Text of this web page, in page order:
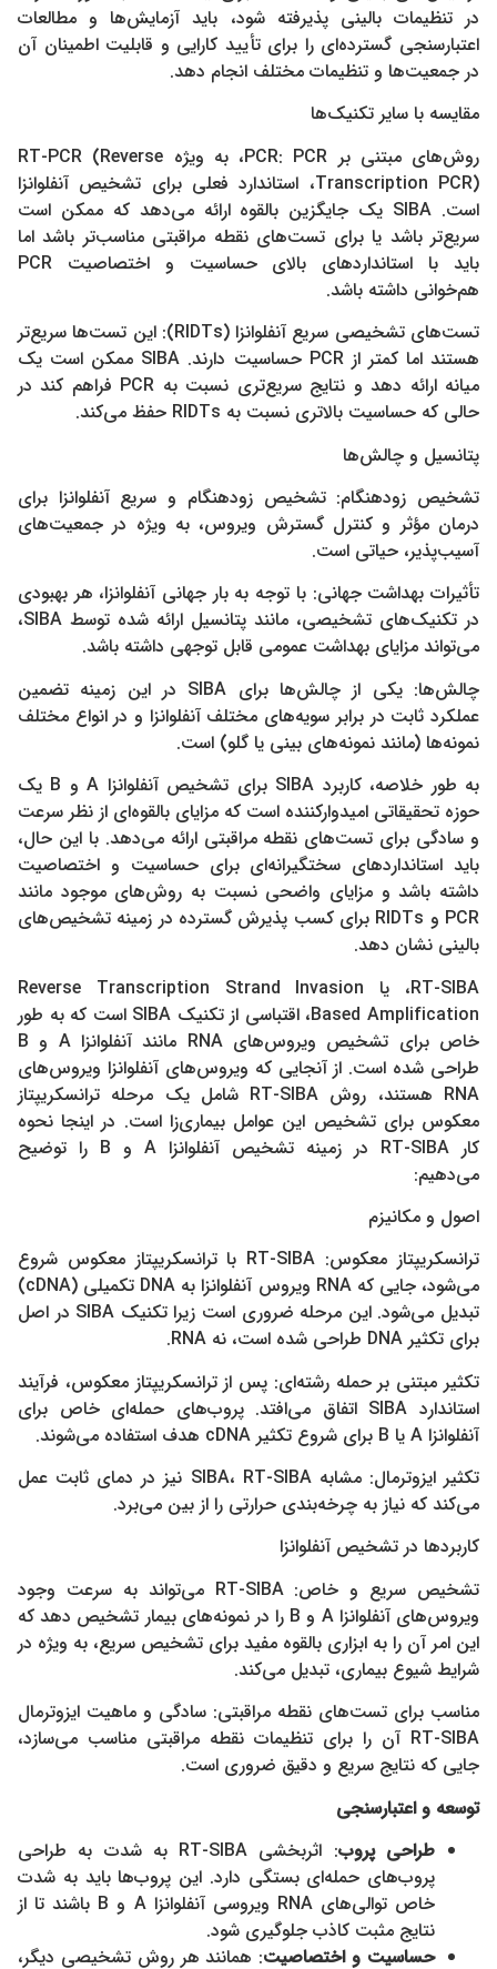
در تنظیمات بالینی پذیرفته شود، باید آزمایش‌ها و مطالعات
اعتبارسنجی گسترده‌ای را برای تأیید کارایی و قابلیت اطمینان آن
در جمعیت‌ها و تنظیمات مختلف انجام دهد.
مقایسه با سایر تکنیک‌ها
روش‌های مبتنی بر PCR: PCR، به ویژه RT-PCR (Reverse
Transcription PCR)، استاندارد فعلی برای تشخیص آنفلوانزا
است. SIBA یک جایگزین بالقوه ارائه می‌دهد که ممکن است
سریع‌تر باشد یا برای تست‌های نقطه مراقبتی مناسب‌تر باشد اما
باید با استانداردهای بالای حساسیت و اختصاصیت PCR
هم‌خوانی داشته باشد.
تست‌های تشخیصی سریع آنفلوانزا (RIDTs): این تست‌ها سریع‌تر
هستند اما کمتر از PCR حساسیت دارند. SIBA ممکن است یک
میانه ارائه دهد و نتایج سریع‌تری نسبت به PCR فراهم کند در
حالی که حساسیت بالاتری نسبت به RIDTs حفظ می‌کند.
پتانسیل و چالش‌ها
تشخیص زودهنگام: تشخیص زودهنگام و سریع آنفلوانزا برای
درمان مؤثر و کنترل گسترش ویروس، به ویژه در جمعیت‌های
آسیب‌پذیر، حیاتی است.
تأثیرات بهداشت جهانی: با توجه به بار جهانی آنفلوانزا، هر بهبودی
در تکنیک‌های تشخیصی، مانند پتانسیل ارائه شده توسط SIBA،
می‌تواند مزایای بهداشت عمومی قابل توجهی داشته باشد.
چالش‌ها: یکی از چالش‌ها برای SIBA در این زمینه تضمین
عملکرد ثابت در برابر سویه‌های مختلف آنفلوانزا و در انواع مختلف
نمونه‌ها (مانند نمونه‌های بینی یا گلو) است.
به طور خلاصه، کاربرد SIBA برای تشخیص آنفلوانزا A و B یک
حوزه تحقیقاتی امیدوارکننده است که مزایای بالقوه‌ای از نظر سرعت
و سادگی برای تست‌های نقطه مراقبتی ارائه می‌دهد. با این حال،
باید استانداردهای سختگیرانه‌ای برای حساسیت و اختصاصیت
داشته باشد و مزایای واضحی نسبت به روش‌های موجود مانند
PCR و RIDTs برای کسب پذیرش گسترده در زمینه تشخیص‌های
بالینی نشان دهد.
RT-SIBA، یا Reverse Transcription Strand Invasion
Based Amplification، اقتباسی از تکنیک SIBA است که به طور
خاص برای تشخیص ویروس‌های RNA مانند آنفلوانزا A و B
طراحی شده است. از آنجایی که ویروس‌های آنفلوانزا ویروس‌های
RNA هستند، روش RT-SIBA شامل یک مرحله ترانسکریپتاز
معکوس برای تشخیص این عوامل بیماری‌زا است. در اینجا نحوه
کار RT-SIBA در زمینه تشخیص آنفلوانزا A و B را توضیح
می‌دهیم:
اصول و مکانیزم
ترانسکریپتاز معکوس: RT-SIBA با ترانسکریپتاز معکوس شروع
می‌شود، جایی که RNA ویروس آنفلوانزا به DNA تکمیلی (cDNA)
تبدیل می‌شود. این مرحله ضروری است زیرا تکنیک SIBA در اصل
برای تکثیر DNA طراحی شده است، نه RNA.
تکثیر مبتنی بر حمله رشته‌ای: پس از ترانسکریپتاز معکوس، فرآیند
استاندارد SIBA اتفاق می‌افتد. پروب‌های حمله‌ای خاص برای
آنفلوانزا A یا B برای شروع تکثیر cDNA هدف استفاده می‌شوند.
تکثیر ایزوترمال: مشابه SIBA، RT-SIBA نیز در دمای ثابت عمل
می‌کند که نیاز به چرخه‌بندی حرارتی را از بین می‌برد.
کاربردها در تشخیص آنفلوانزا
تشخیص سریع و خاص: RT-SIBA می‌تواند به سرعت وجود
ویروس‌های آنفلوانزا A و B را در نمونه‌های بیمار تشخیص دهد که
این امر آن را به ابزاری بالقوه مفید برای تشخیص سریع، به ویژه در
شرایط شیوع بیماری، تبدیل می‌کند.
مناسب برای تست‌های نقطه مراقبتی: سادگی و ماهیت ایزوترمال
RT-SIBA آن را برای تنظیمات نقطه مراقبتی مناسب می‌سازد،
جایی که نتایج سریع و دقیق ضروری است.
توسعه و اعتبارسنجی
طراحی پروب
: اثربخشی RT-SIBA به شدت به طراحی
پروب‌های حمله‌ای بستگی دارد. این پروب‌ها باید به شدت
خاص توالی‌های RNA ویروسی آنفلوانزا A و B باشند تا از
نتایج مثبت کاذب جلوگیری شود.
حساسیت و اختصاصیت: همانند هر روش تشخیصی دیگر،